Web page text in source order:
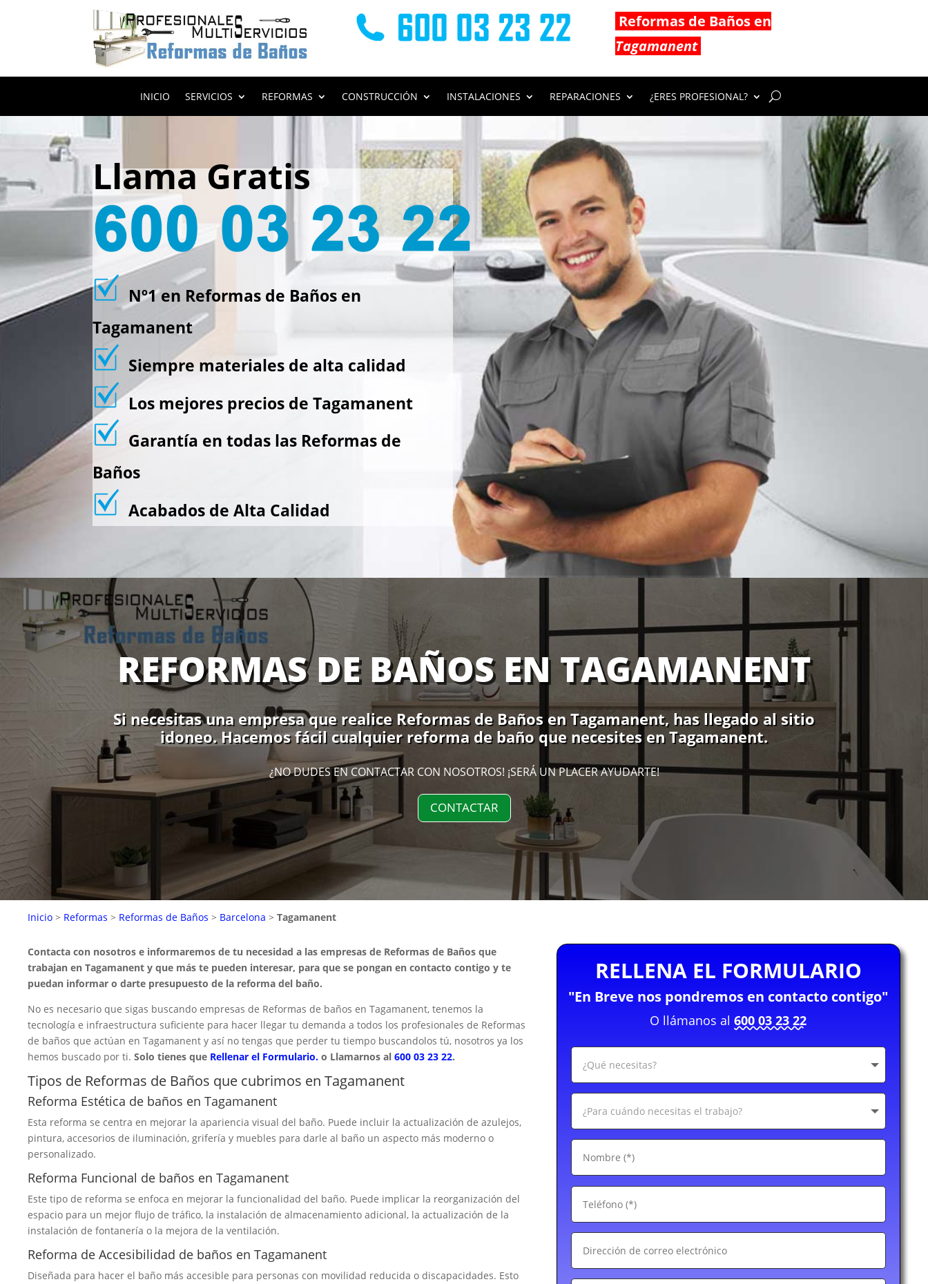
Reformas de Baños en
Tagamanent
INICIO SERVICIOS REFORMAS CONSTRUCCIÓN INSTALACIONES REPARACIONES ¿ERES PROFESIONAL?
Llama Gratis
Nº1 en Reformas de Baños en
Tagamanent
Siempre materiales de alta calidad
Los mejores precios de Tagamanent
Garantía en todas las Reformas de
Baños
Acabados de Alta Calidad
REFORMAS DE BAÑOS EN TAGAMANENT
Si necesitas una empresa que realice Reformas de Baños en Tagamanent, has llegado al sitio
idoneo. Hacemos fácil cualquier reforma de baño que necesites en Tagamanent.
¿NO DUDES EN CONTACTAR CON NOSOTROS! ¡SERÁ UN PLACER AYUDARTE!
CONTACTAR
Inicio > Reformas > Reformas de Baños > Barcelona > Tagamanent
Contacta con nosotros e informaremos de tu necesidad a las empresas de Reformas de Baños que
trabajan en Tagamanent y que más te pueden interesar, para que se pongan en contacto contigo y te
puedan informar o darte presupuesto de la reforma del baño.
No es necesario que sigas buscando empresas de Reformas de baños en Tagamanent, tenemos la
tecnología e infraestructura suficiente para hacer llegar tu demanda a todos los profesionales de Reformas
de baños que actúan en Tagamanent y así no tengas que perder tu tiempo buscandolos tú, nosotros ya los
hemos buscado por ti. Solo tienes que Rellenar el Formulario. o Llamarnos al 600 03 23 22.
Tipos de Reformas de Baños que cubrimos en Tagamanent
Reforma Estética de baños en Tagamanent
Esta reforma se centra en mejorar la apariencia visual del baño. Puede incluir la actualización de azulejos,
pintura, accesorios de iluminación, grifería y muebles para darle al baño un aspecto más moderno o
personalizado.
Reforma Funcional de baños en Tagamanent
Este tipo de reforma se enfoca en mejorar la funcionalidad del baño. Puede implicar la reorganización del
espacio para un mejor flujo de tráfico, la instalación de almacenamiento adicional, la actualización de la
instalación de fontanería o la mejora de la ventilación.
Reforma de Accesibilidad de baños en Tagamanent
Diseñada para hacer el baño más accesible para personas con movilidad reducida o discapacidades. Esto
RELLENA EL FORMULARIO
"En Breve nos pondremos en contacto contigo"
O llámanos al600 03 23 22